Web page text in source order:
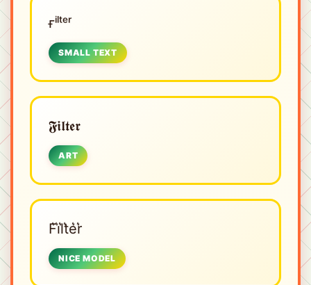
ғⁱˡᵗᵉʳ
SMALL TEXT
𝕱𝖎𝖑𝖙𝖊𝖗
ART
F͛i͛l͛t͛e͛r͛
NICE MODEL